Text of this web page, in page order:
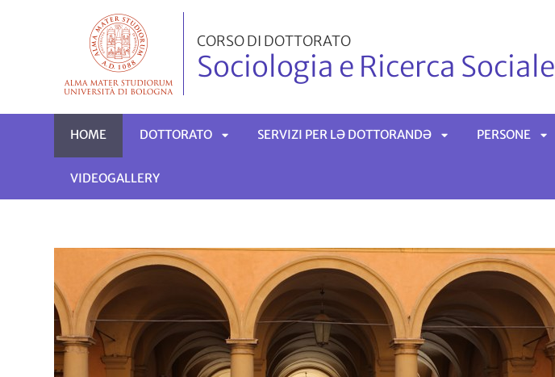
CORSO DI DOTTORATO
Sociologia e Ricerca Sociale
HOME DOTTORATO SERVIZI PER LƏ DOTTORANDƏ PERSONE
VIDEOGALLERY